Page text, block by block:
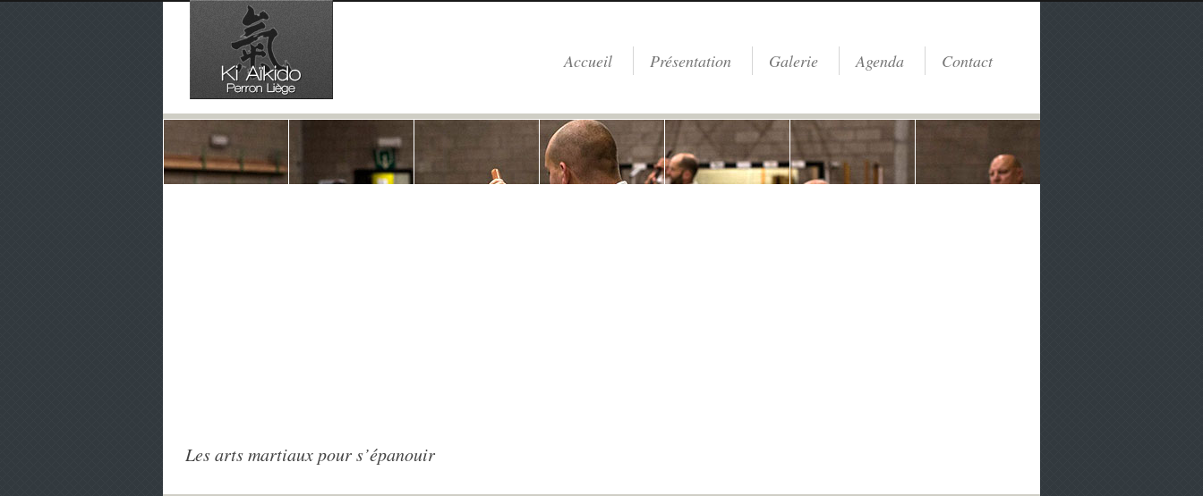
Accueil Présentation Galerie Agenda Contact
Les arts martiaux pour s’épanouir